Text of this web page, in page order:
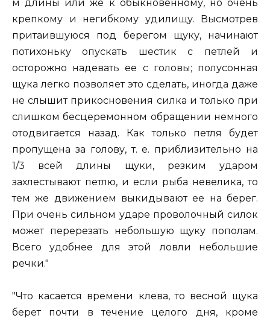
м длины или же к обыкновенному, но очень
крепкому и негибкому удилищу. Высмотрев
притаившуюся под берегом щуку, начинают
потихоньку опускать шестик с петлей и
осторожно надевать ее с головы; полусонная
щука легко позволяет это сделать, иногда даже
не слышит прикосновения силка и только при
слишком бесцеремонном обращении немного
отодвигается назад. Как только петля будет
пропущена за голову, т. е. приблизительно на
1/3 всей длины щуки, резким ударом
захлестывают петлю, и если рыба невелика, то
тем же движением выкидывают ее на берег.
При очень сильном ударе проволочный силок
может перерезать небольшую щуку пополам.
Всего удобнее для этой ловли небольшие
речки."
"Что касается времени клева, то весной щука
берет почти в течение целого дня, кроме